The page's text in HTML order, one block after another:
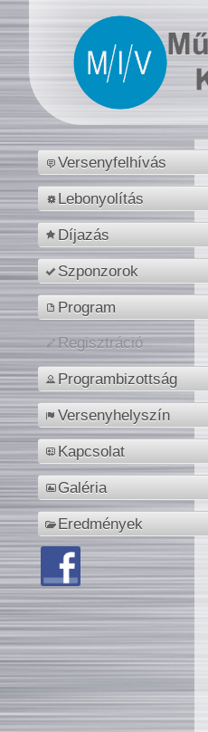
Versenyfelhívás
Lebonyolítás
Díjazás
Szponzorok
Program
Regisztráció
Programbizottság
Versenyhelyszín
Kapcsolat
Galéria
Eredmények